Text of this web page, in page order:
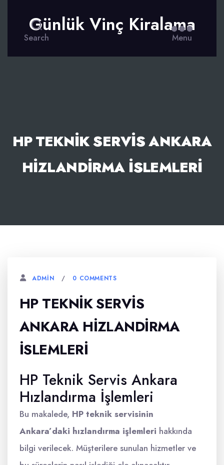
Search
Günlük Vinç Kiralama
Menu
HP TEKNIK SERVIS ANKARA
HIZLANDIRMA İSLEMLERI
ADMIN 0 COMMENTS
HP TEKNIK SERVIS
ANKARA HIZLANDIRMA
İSLEMLERI
HP Teknik Servis Ankara
Hızlandırma İşlemleri
Bu makalede, HP teknik servisinin
Ankara’daki hızlandırma işlemleri hakkında
bilgi verilecek. Müşterilere sunulan hizmetler ve